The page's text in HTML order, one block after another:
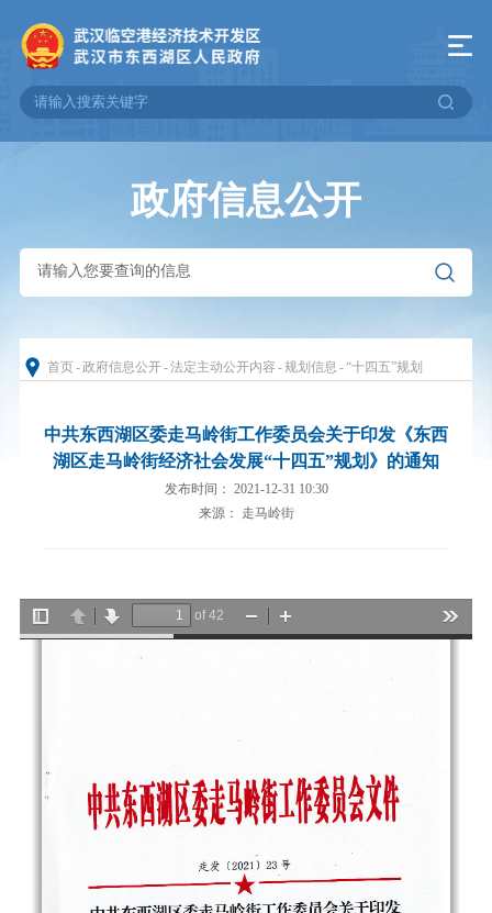
政府信息公开
首页-政府信息公开-法定主动公开内容 -规划信息 -“十四五”规划
中共东西湖区委走马岭街工作委员会关于印发《东西
湖区走马岭街经济社会发展“十四五”规划》的通知
发布时间： 2021-12-31 10:30
来源： 走马岭街